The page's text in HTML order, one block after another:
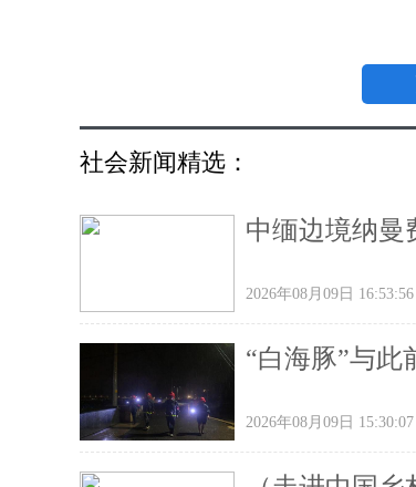
社会新闻精选：
中缅边境纳曼
2026年08月09日 16:53:56
“白海豚”与此
2026年08月09日 15:30:07